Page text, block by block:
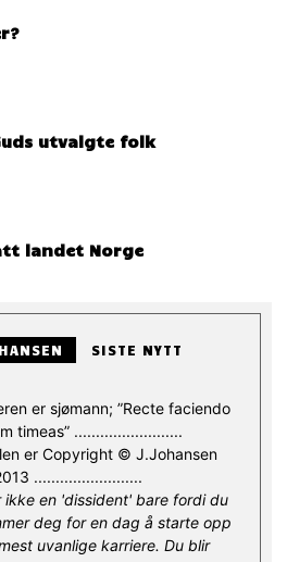
utvalgte folk
landet Norge
SISTE NYTT
er sjømann; ”Recte faciendo
timeas” .........................
er Copyright © J.Johansen
.........................
ikke en 'dissident' bare fordi du
deg for en dag å starte opp
uvanlige karriere. Du blir